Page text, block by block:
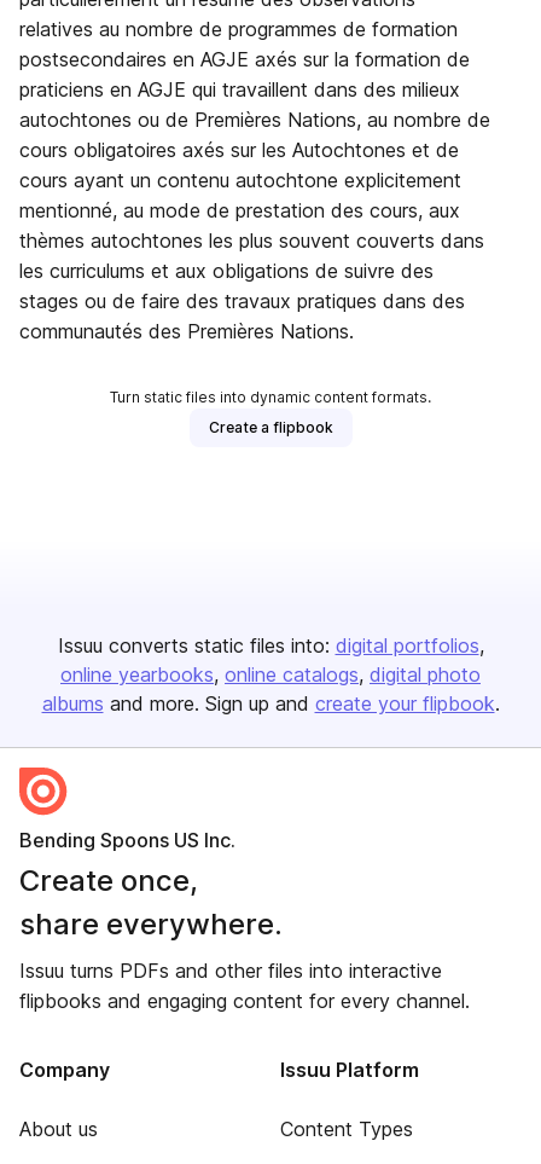
relatives au nombre de programmes de formation
postsecondaires en AGJE axés sur la formation de
praticiens en AGJE qui travaillent dans des milieux
autochtones ou de Premières Nations, au nombre de
cours obligatoires axés sur les Autochtones et de
cours ayant un contenu autochtone explicitement
mentionné, au mode de prestation des cours, aux
thèmes autochtones les plus souvent couverts dans
les curriculums et aux obligations de suivre des
stages ou de faire des travaux pratiques dans des
communautés des Premières Nations.
Turn static files into dynamic content formats.
Create a flipbook
Issuu converts static files into: digital portfolios
online yearbooks online catalogs digital photo
albums and more. Sign up and create your flipbook.
Bending Spoons US Inc.
Create once,
share everywhere.
Issuu turns PDFs and other files into interactive
flipbooks and engaging content for every channel.
Company
About us
Issuu Platform
Content Types